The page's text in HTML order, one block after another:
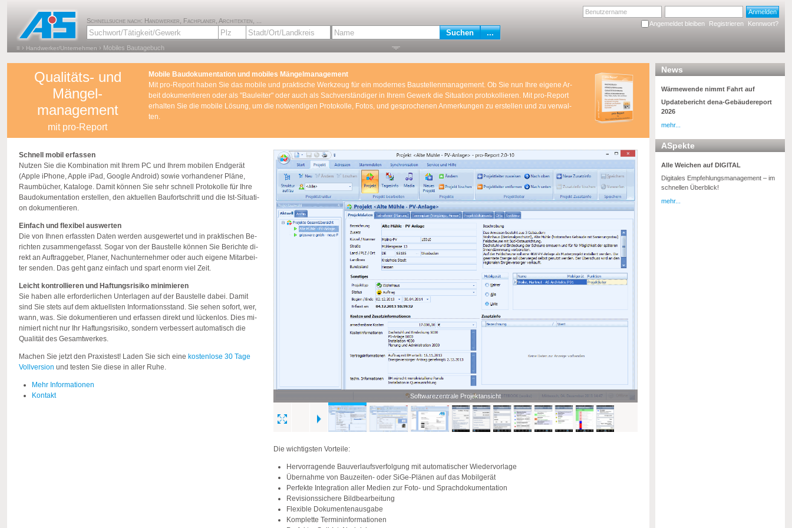
Anmelden
Angemeldet bleiben
Registrieren Kennwort?
Schnellsuche nach: Handwerker, Fachplaner, Architekten, ...
≡ › Handwerker/Unternehmen › Mobiles Bautagebuch
News
Wärmewende nimmt Fahrt auf
Updatebericht dena-Gebäudereport
2026
mehr...
ASpekte
Alle Weichen auf DIGITAL
Digitales Empfehlungsmanagement – im
schnellen Überblick!
mehr...
Qualitäts- und
Mängel-
management
mit pro-Report
Mo­bi­le Bau­do­ku­men­ta­ti­on und mo­bi­les Män­gel­ma­nage­ment
Mit pro-Re­port haben Sie das mo­bi­le und prak­ti­sche Werk­zeug für ein mo­der­nes Bau­stel­len­ma­nage­ment. Ob Sie nun Ihre ei­ge­ne Ar­
beit do­ku­men­tie­ren oder als "Bau­lei­ter" oder auch als Sach­ver­stän­di­ger in Ihrem Ge­werk die Si­tua­ti­on pro­to­kol­lie­ren. Mit pro-Re­port
er­hal­ten Sie die mo­bi­le Lö­sung, um die not­wen­di­gen Pro­to­kol­le, Fotos, und ge­spro­che­nen An­mer­kun­gen zu er­stel­len und zu ver­wal­
ten.
Schnell mobil er­fas­sen
Nut­zen Sie die Kom­bi­na­ti­on mit Ihrem PC und Ihrem mo­bi­len End­ge­rät
(Apple iPho­ne, Apple iPad, Goog­le An­dro­id) sowie vor­han­de­ner Pläne,
Raum­bü­cher, Ka­ta­lo­ge. Damit kön­nen Sie sehr schnell Pro­to­kol­le für Ihre
Bau­do­ku­men­ta­ti­on er­stel­len, den ak­tu­el­len Bau­fort­schritt und die Ist-Si­tua­ti­
on do­ku­men­tie­ren.
Ein­fach und fle­xi­bel aus­wer­ten
Die von Ihnen er­fass­ten Daten wer­den aus­ge­wer­tet und in prak­ti­schen Be­
rich­ten zu­sam­men­ge­fasst. Sogar von der Bau­stel­le kön­nen Sie Be­rich­te di­
rekt an Auf­trag­ge­ber, Pla­ner, Nach­un­ter­neh­mer oder auch ei­ge­ne Mit­ar­bei­
ter sen­den. Das geht ganz ein­fach und spart enorm viel Zeit.
Leicht kon­trol­lie­ren und Haf­tungs­ri­si­ko mi­ni­mie­ren
Sie haben alle er­for­der­li­chen Un­ter­la­gen auf der Bau­stel­le dabei. Damit
sind Sie stets auf dem ak­tu­ells­ten In­for­ma­ti­ons­stand. Sie sehen so­fort, wer,
wann, was. Sie do­ku­men­tie­ren und er­fas­sen di­rekt und lü­cken­los. Dies mi­
ni­miert nicht nur Ihr Haf­tungs­ri­si­ko, son­dern ver­bes­sert au­to­ma­tisch die
Qua­li­tät des Ge­samt­wer­kes.
Ma­chen Sie jetzt den Pra­xis­test! Laden Sie sich eine kos­ten­lo­se 30 Tage
Voll­ver­si­on und tes­ten Sie diese in aller Ruhe.
Mehr Informationen
Kontakt
Softwarezentrale Projektansicht
Die wichtigsten Vorteile:
Hervorragende Bauverlaufsverfolgung mit automatischer Wiedervorlage
Übernahme von Bauzeiten- oder SiGe-Plänen auf das Mobilgerät
Perfekte Integration aller Medien zur Foto- und Sprachdokumentation
Revisionssichere Bildbearbeitung
Flexible Dokumentenausgabe
Komplette Termininformationen